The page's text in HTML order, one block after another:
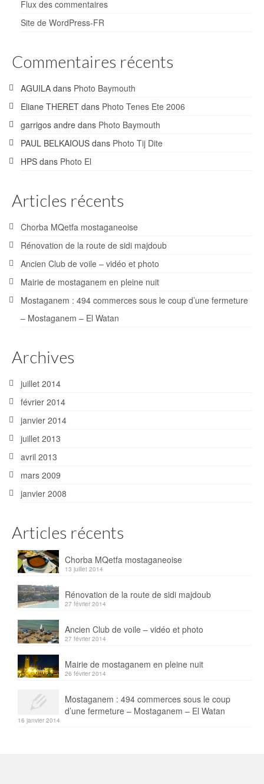
Flux des commentaires
Site de WordPress-FR
Commentaires récents
AGUILA dans Photo Baymouth
Eliane THERET dans Photo Tenes Ete 2006
garrigos andre dans Photo Baymouth
PAUL BELKAIOUS dans Photo Tij Dite
HPS dans Photo El
Articles récents
Chorba MQetfa mostaganeoise
Rénovation de la route de sidi majdoub
Ancien Club de voile – vidéo et photo
Mairie de mostaganem en pleine nuit
Mostaganem : 494 commerces sous le coup d’une fermeture
– Mostaganem – El Watan
Archives
juillet 2014
février 2014
janvier 2014
juillet 2013
avril 2013
mars 2009
janvier 2008
Articles récents
Chorba MQetfa mostaganeoise
13 juillet 2014
Rénovation de la route de sidi majdoub
27 février 2014
Ancien Club de voile – vidéo et photo
27 février 2014
Mairie de mostaganem en pleine nuit
26 février 2014
Mostaganem : 494 commerces sous le coup
d’une fermeture – Mostaganem – El Watan
16 janvier 2014